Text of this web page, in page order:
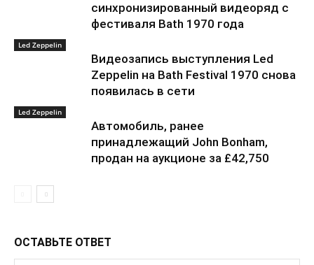
синхронизированный видеоряд с
фестиваля Bath 1970 года
Led Zeppelin
Видеозапись выступления Led
Zeppelin на Bath Festival 1970 снова
появилась в сети
Led Zeppelin
Автомобиль, ранее
принадлежащий John Bonham,
продан на аукционе за £42,750
ОСТАВЬТЕ ОТВЕТ